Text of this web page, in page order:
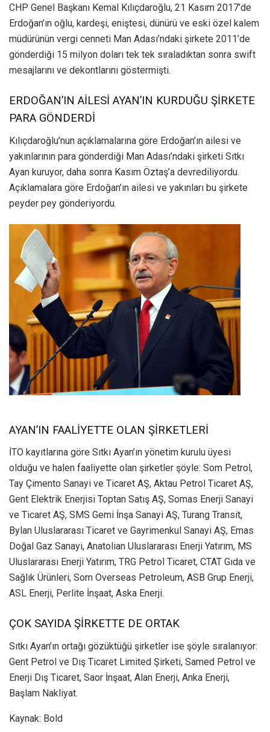
CHP Genel Başkanı Kemal Kılıçdaroğlu, 21 Kasım 2017’de
Erdoğan’ın oğlu, kardeşi, eniştesi, dünürü ve eski özel kalem
müdürünün vergi cenneti Man Adası’ndaki şirkete 2011’de
gönderdiği 15 milyon doları tek tek sıraladıktan sonra swift
mesajlarını ve dekontlarını göstermişti.
ERDOĞAN’IN AİLESİ AYAN’IN KURDUĞU ŞİRKETE
PARA GÖNDERDİ
Kılıçdaroğlu’nun açıklamalarına göre Erdoğan’ın ailesi ve
yakınlarının para gönderdiği Man Adası’ndaki şirketi Sıtkı
Ayan kuruyor, daha sonra Kasım Öztaş’a devrediliyordu.
Açıklamalara göre Erdoğan’ın ailesi ve yakınları bu şirkete
peyder pey gönderiyordu.
AYAN’IN FAALİYETTE OLAN ŞİRKETLERİ
İTO kayıtlarına göre Sıtkı Ayan’ın yönetim kurulu üyesi
olduğu ve halen faaliyette olan şirketler şöyle: Som Petrol,
Tay Çimento Sanayi ve Ticaret AŞ, Aktau Petrol Ticaret AŞ,
Gent Elektrik Enerjisi Toptan Satış AŞ, Somas Enerji Sanayi
ve Ticaret AŞ, SMS Gemi İnşa Sanayi AŞ, Turang Transit,
Bylan Uluslararası Ticaret ve Gayrimenkul Sanayi AŞ, Emas
Doğal Gaz Sanayi, Anatolian Uluslararası Enerji Yatırım, MS
Uluslararası Enerji Yatırım, TRG Petrol Ticaret, CTAT Gıda ve
Sağlık Ürünleri, Som Overseas Petroleum, ASB Grup Enerji,
ASL Enerji, Perlite İnşaat, Aska Enerji.
ÇOK SAYIDA ŞİRKETTE DE ORTAK
Sıtkı Ayan’ın ortağı gözüktüğü şirketler ise şöyle sıralanıyor:
Gent Petrol ve Dış Ticaret Limited Şirketi, Samed Petrol ve
Enerji Dış Ticaret, Saor İnşaat, Alan Enerji, Anka Enerji,
Başlam Nakliyat.
Kaynak: Bold